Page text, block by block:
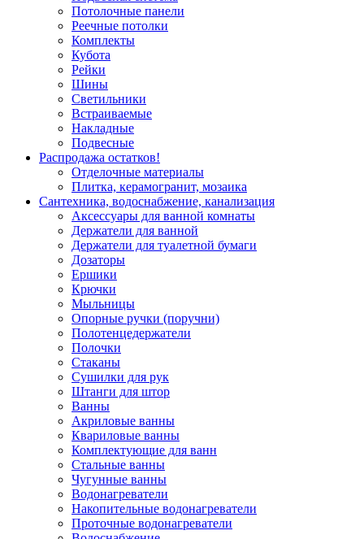
Потолочные панели
Реечные потолки
Комплекты
Кубота
Рейки
Шины
Светильники
Встраиваемые
Накладные
Подвесные
Распродажа остатков!
Отделочные материалы
Плитка, керамогранит, мозаика
Сантехника, водоснабжение, канализация
Аксессуары для ванной комнаты
Держатели для ванной
Держатели для туалетной бумаги
Дозаторы
Ершики
Крючки
Мыльницы
Опорные ручки (поручни)
Полотенцедержатели
Полочки
Стаканы
Сушилки для рук
Штанги для штор
Ванны
Акриловые ванны
Квариловые ванны
Комплектующие для ванн
Стальные ванны
Чугунные ванны
Водонагреватели
Накопительные водонагреватели
Проточные водонагреватели